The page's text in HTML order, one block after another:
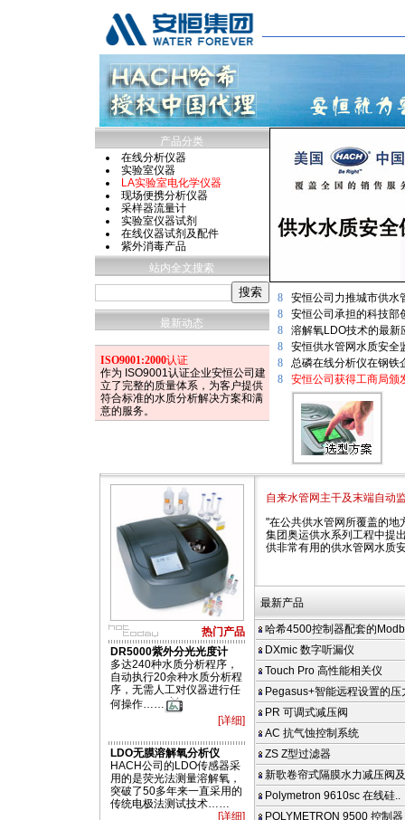
产品分类
在线分析仪器
实验室仪器
LA实验室电化学仪器
现场便携分析仪器
采样器流量计
实验室仪器试剂
在线仪器试剂及配件
紫外消毒产品
站内全文搜索
最新动态
ISO9001:2000认证
作为 ISO9001认证企业安恒公司建
立了完整的质量体系，为客户提供
符合标准的水质分析解决方案和满
意的服务。
8
安恒公司力推城市供水
8
安恒公司承担的科技部
8
溶解氧LDO技术的最新
8
安恒供水管网水质安全
8
总磷在线分析仪在钢铁
8
安恒公司获得工商局颁
热门产品
DR5000紫外分光光度计
多达240种水质分析程序，
自动执行20余种水质分析程
序，无需人工对仪器进行任
何操作……
[详细]
LDO无膜溶解氧分析仪
HACH公司的LDO传感器采
用的是荧光法测量溶解氧，
突破了50多年来一直采用的
传统电极法测试技术……
[详细]
自来水管网主干及末端自动
"在公共供水管网所覆盖的地
集团奥运供水系列工程中提
供非常有用的供水管网水质
最新产品
哈希4500控制器配套的
DXmic 数字听漏仪
Touch Pro 高性能相关仪
Pegasus+智能远程设置的压
PR 可调式减压阀
AC 抗气蚀控制系统
ZS Z型过滤器
新歌卷帘式隔膜水力减压阀
Polymetron 9610sc 在线硅..
POLYMETRON 9500 控制器